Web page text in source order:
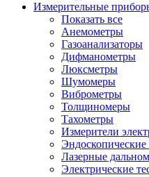
Измерительные
Показать все
Анемометры
Газоанализаторы
Дифманометры
Люксметры
Шумомеры
Виброметры
Толщиномеры
Тахометры
Измерители
Лазерные
Электрические